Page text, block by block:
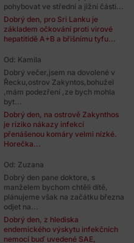
pohybovat ve střední a jižní části...
Dobrý den, pro Sri Lanku je
základem očkování proti virové
hepatitidě A+B a břišnímu tyfu...
Od: Kamila
Dobrý večer,jsem na dovolené v
Řecku,ostrov Zakyntos,bohužel
,mám podezření ,ze bych mohla
byt...
Dobrý den, na ostrově Zakynthos
je riziko nákazy infekcí
přenášenou komáry velmi nízké.
Horečka...
Od: Zuzana
Dobrý den pane doktore, s
manželem bychom chtěli dítě,
plánujeme však na začátku března
odjet na...
Dobrý den, z hlediska
endemického výskytu infekčních
nemocí buď uvedené SAE,